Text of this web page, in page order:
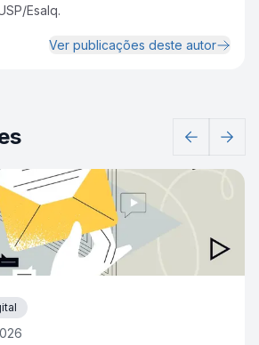
Esalq.
Ver publicações deste autor